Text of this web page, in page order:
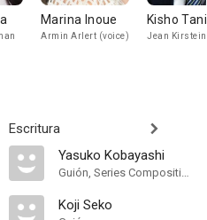
Marina Inoue
Armin Arlert (voice)
Kisho
Jean
Escritura
Yasuko Kobayashi
Guión, Series Composition
Koji Seko